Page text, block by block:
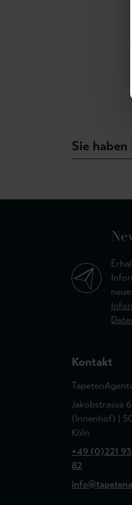
Sie
Kontakt
Jakobstrasse
(Innenhof) |
Köln
+49 (0)221
82